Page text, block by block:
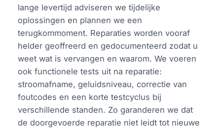
lange levertijd adviseren we tijdelijke
oplossingen en plannen we een
terugkommoment. Reparaties worden vooraf
helder geoffreerd en gedocumenteerd zodat u
weet wat is vervangen en waarom. We voeren
ook functionele tests uit na reparatie:
stroomafname, geluidsniveau, correctie van
foutcodes en een korte testcyclus bij
verschillende standen. Zo garanderen we dat
de doorgevoerde reparatie niet leidt tot nieuwe